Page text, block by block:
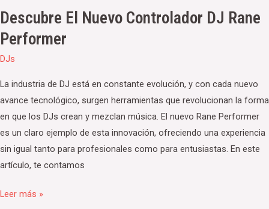
Descubre El Nuevo Controlador DJ Rane
Performer
DJs
La industria de DJ está en constante evolución, y con cada nuevo
avance tecnológico, surgen herramientas que revolucionan la forma
en que los DJs crean y mezclan música. El nuevo Rane Performer
es un claro ejemplo de esta innovación, ofreciendo una experiencia
sin igual tanto para profesionales como para entusiastas. En este
artículo, te contamos
Leer más »